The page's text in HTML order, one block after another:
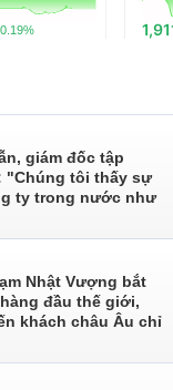
0.19%
giám đốc tập
tôi thấy sự
ty trong nước như
Nhật Vượng bắt
đầu thế giới,
khách châu Âu chỉ